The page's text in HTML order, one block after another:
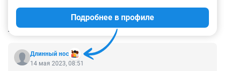
КОММЕНТАРИИ 2
Длинный нос
Подробнее в профиле
14 мая 2023, 08:51